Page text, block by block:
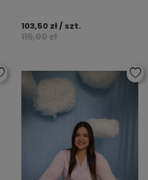
115,00 zł
103,50 zł / szt.